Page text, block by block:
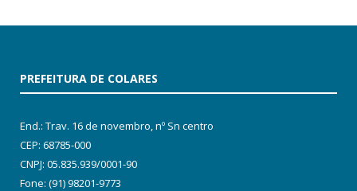
PREFEITURA DE COLARES
End.: Trav. 16 de novembro, nº Sn centro
CEP: 68785-000
CNPJ: 05.835.939/0001-90
Fone: (91) 98201-9773